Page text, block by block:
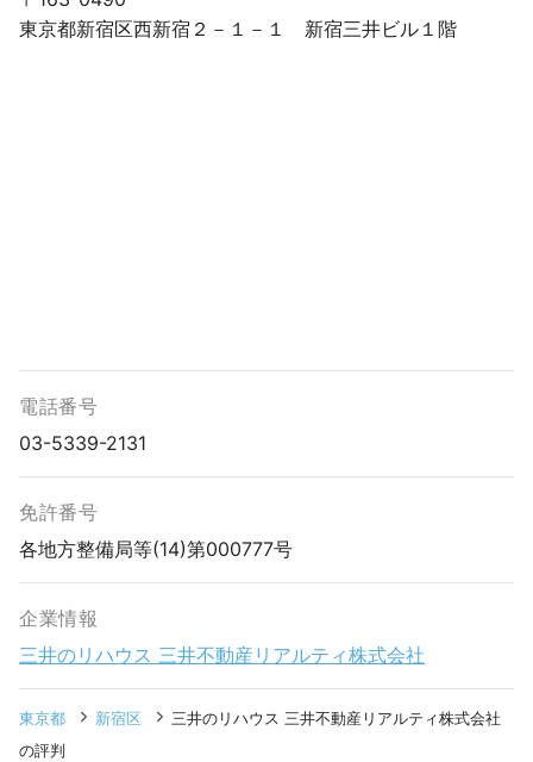
東京都新宿区西新宿２－１－１ 新宿三井ビル１階
電話番号
03-5339-2131
免許番号
各地方整備局等(14)第000777号
企業情報
三井のリハウス 三井不動産リアルティ株式会社
東京都 新宿区
三井のリハウス 三井不動産リアルティ株式会社
の評判